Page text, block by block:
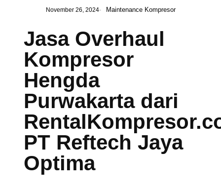
November 26, 2024- Maintenance Kompresor
Jasa Overhaul
Kompresor
Hengda
Purwakarta dari
PT Reftech Jaya
Optima